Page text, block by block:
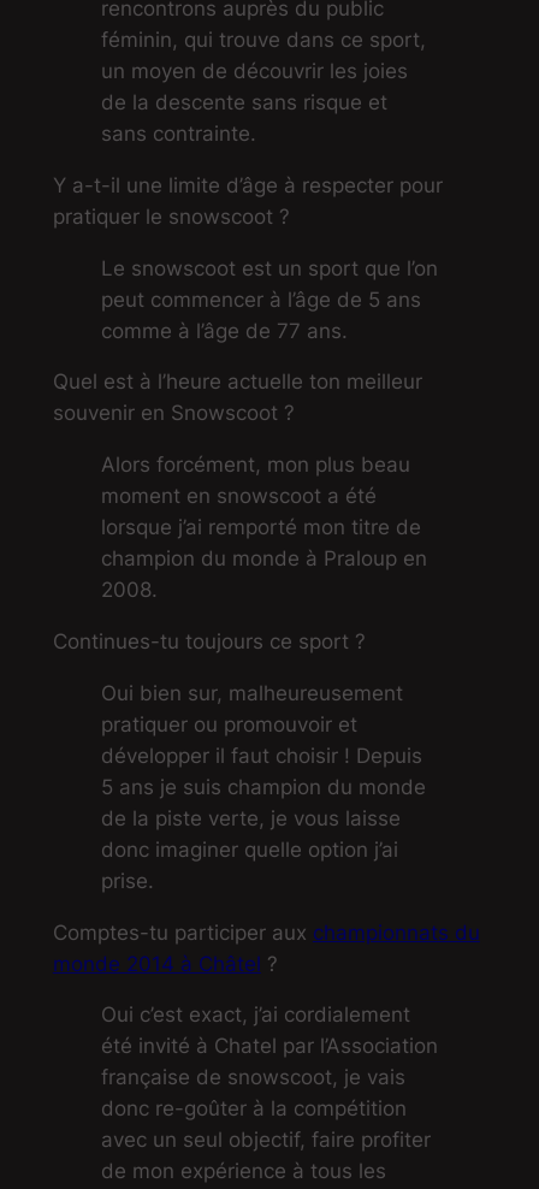
rencontrons auprès du public
féminin, qui trouve dans ce sport,
un moyen de découvrir les joies
de la descente sans risque et
sans contrainte.
Y a-t-il une limite d’âge à respecter pour
pratiquer le snowscoot ?
Le snowscoot est un sport que l’on
peut commencer à l’âge de 5 ans
comme à l’âge de 77 ans.
Quel est à l’heure actuelle ton meilleur
souvenir en Snowscoot ?
Alors forcément, mon plus beau
moment en snowscoot a été
lorsque j’ai remporté mon titre de
champion du monde à Praloup en
2008.
Continues-tu toujours ce sport ?
Oui bien sur, malheureusement
pratiquer ou promouvoir et
développer il faut choisir ! Depuis
5 ans je suis champion du monde
de la piste verte, je vous laisse
donc imaginer quelle option j’ai
prise.
Comptes-tu participer aux championnats du
monde 2014 à Châtel ?
Oui c’est exact, j’ai cordialement
été invité à Chatel par l’Association
française de snowscoot, je vais
donc re-goûter à la compétition
avec un seul objectif, faire profiter
de mon expérience à tous les